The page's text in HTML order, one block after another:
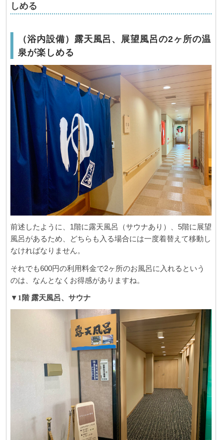
しめる
（浴内設備）露天風呂、展望風呂の2ヶ所の温
泉が楽しめる
前述したように、1階に露天風呂（サウナあり）、5階に展望
風呂があるため、どちらも入る場合には一度着替えて移動し
なければなりません。
それでも600円の利用料金で2ヶ所のお風呂に入れるという
のは、なんとなくお得感がありますね。
▼1階 露天風呂、サウナ